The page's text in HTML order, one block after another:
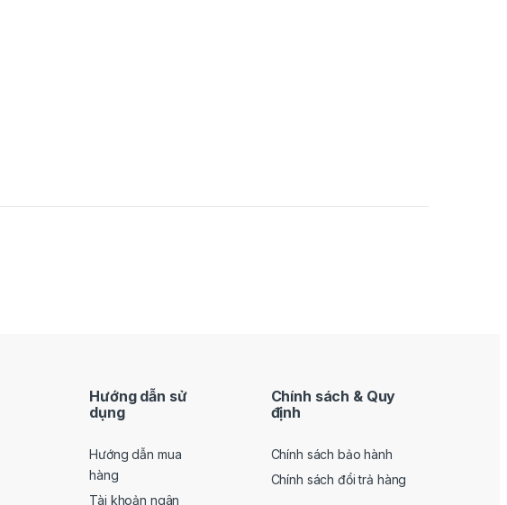
Hướng dẫn sử
dụng
Hướng dẫn mua
hàng
Tài khoản ngân
Chính sách & Quy
định
Chính sách bảo hành
Chính sách đổi trả hàng